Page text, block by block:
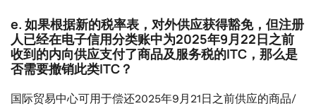
e. 如果根据新的税率表，对外供应获得豁免，但注册
人已经在电子信用分类账中为2025年9月22日之前
收到的内向供应支付了商品及服务税的ITC，那么是
否需要撤销此类ITC？
国际贸易中心可用于偿还2025年9月21日之前供应的商品/